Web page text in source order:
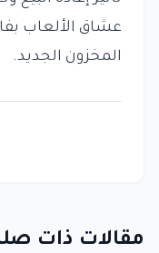
عشاق الألعاب
المخزون الجديد.
مقالات ذات